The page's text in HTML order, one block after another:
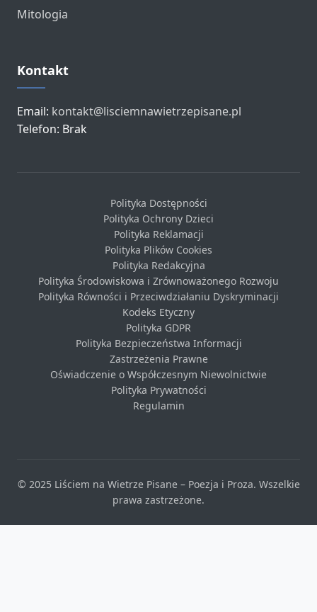
Mitologia
Kontakt
Email: kontakt@lisciemnawietrzepisane.pl
Telefon: Brak
Polityka Dostępności
Polityka Ochrony Dzieci
Polityka Reklamacji
Polityka Plików Cookies
Polityka Redakcyjna
Polityka Środowiskowa i Zrównoważonego Rozwoju
Polityka Równości i Przeciwdziałaniu Dyskryminacji
Kodeks Etyczny
Polityka GDPR
Polityka Bezpieczeństwa Informacji
Zastrzeżenia Prawne
Oświadczenie o Współczesnym Niewolnictwie
Polityka Prywatności
Regulamin
© 2025 Liściem na Wietrze Pisane – Poezja i Proza. Wszelkie
prawa zastrzeżone.